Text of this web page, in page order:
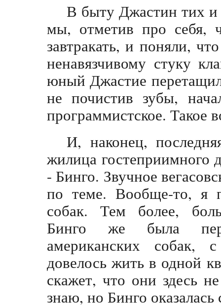
В быту Джастин тих
мы, отметив про себя,
завтракать, и поняли,
ненавязчивому стуку
юный Джастие
не почистив зубы,
программистское. Такое
И, наконец,
жилица гостеприимного
- Бинго. Звучное
по теме. Вообще-то, я
собак. Тем более,
Бинго же была
американских собак,
довелось жить в одной
скажет, что они здесь
знаю, но Бинго